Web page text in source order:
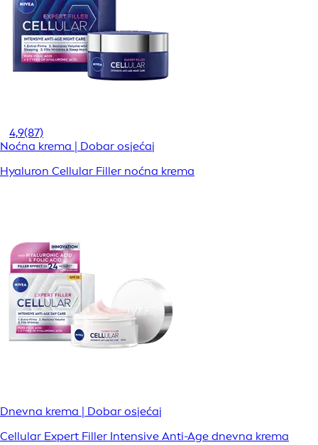
4,9(87)
Noćna krema | Dobar osjećaj
Hyaluron Cellular Filler noćna krema
Dnevna krema | Dobar osjećaj
Cellular Expert Filler Intensive Anti-Age dnevna krema